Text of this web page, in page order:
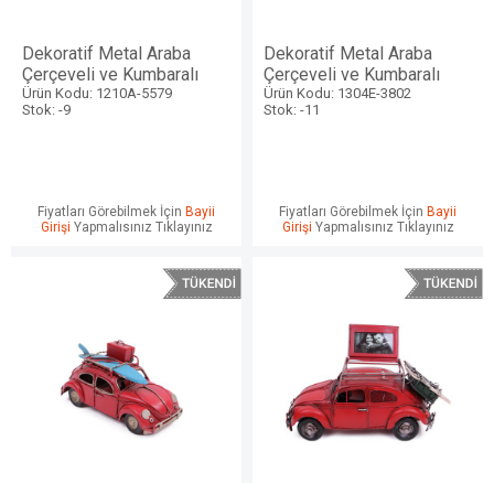
Dekoratif Metal Araba
Çerçeveli ve Kumbaralı
Ürün Kodu: 1210A-5579
Stok: -9
Fiyatları Görebilmek İçin Bayii
Girişi Yapmalısınız Tıklayınız
Dekoratif Metal Araba
Çerçeveli ve Kumbaralı
Ürün Kodu: 1304E-3802
Stok: -11
Fiyatları Görebilmek İçin Bayii
Girişi Yapmalısınız Tıklayınız